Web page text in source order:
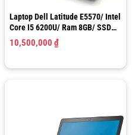
Laptop Dell Latitude E5570/ Intel
Core I5 6200U/ Ram 8GB/ SSD
256GB/ HD Graphics 520/ LCD
15.6″ HD
10,500,000 ₫